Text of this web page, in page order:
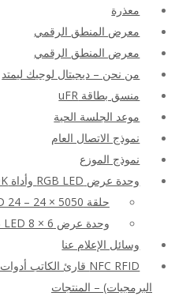
معذرة
معرض المنطق الرقمي
معرض المنطق الرقمي
من نحن – ديجيتال لوجيك ليمتد
منسق بطاقة uFR
موعد الجلسة الحية
نموذج الاتصال العام
نموذج الموزع
وحدة عرض RGB LED وأداة SDK
حلقة LED 24 – 24 × 5050
وحدة عرض RGB LED 8 × 6
وسائل الإعلام عنا
البرمجيات) – المنتجات